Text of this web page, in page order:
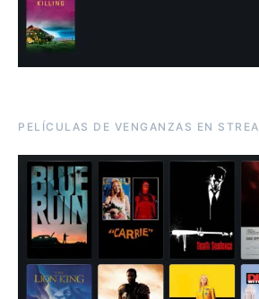
PELÍCULAS DE VENGANZAS EN